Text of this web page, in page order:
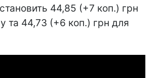
44,85 (+7 коп.) грн
та 44,73 (+6 коп.) грн для